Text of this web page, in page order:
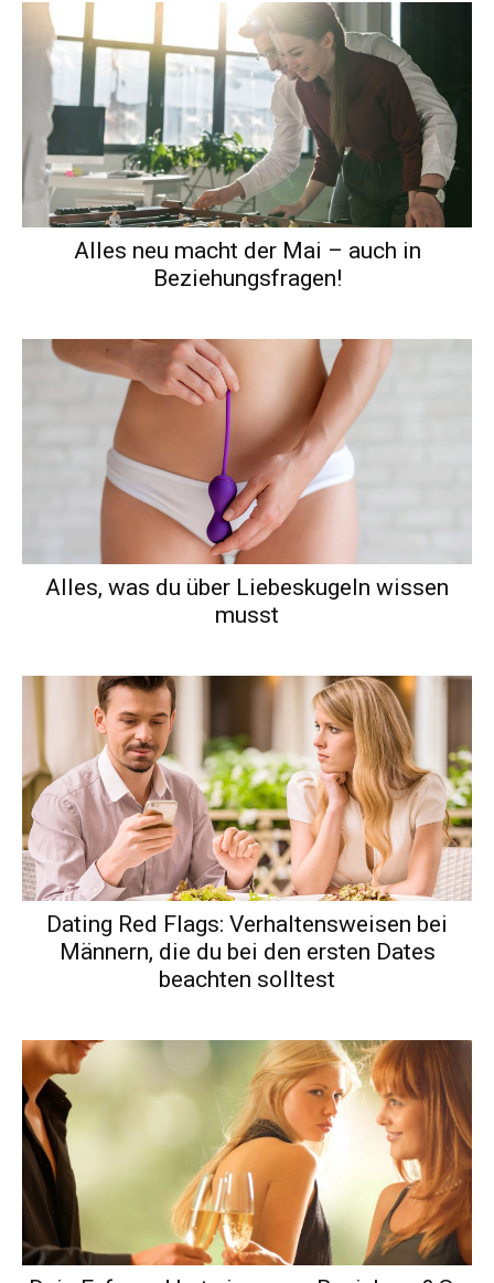
Alles neu macht der Mai – auch in
Beziehungsfragen!
Alles, was du über Liebeskugeln wissen
musst
Dating Red Flags: Verhaltensweisen bei
Männern, die du bei den ersten Dates
beachten solltest